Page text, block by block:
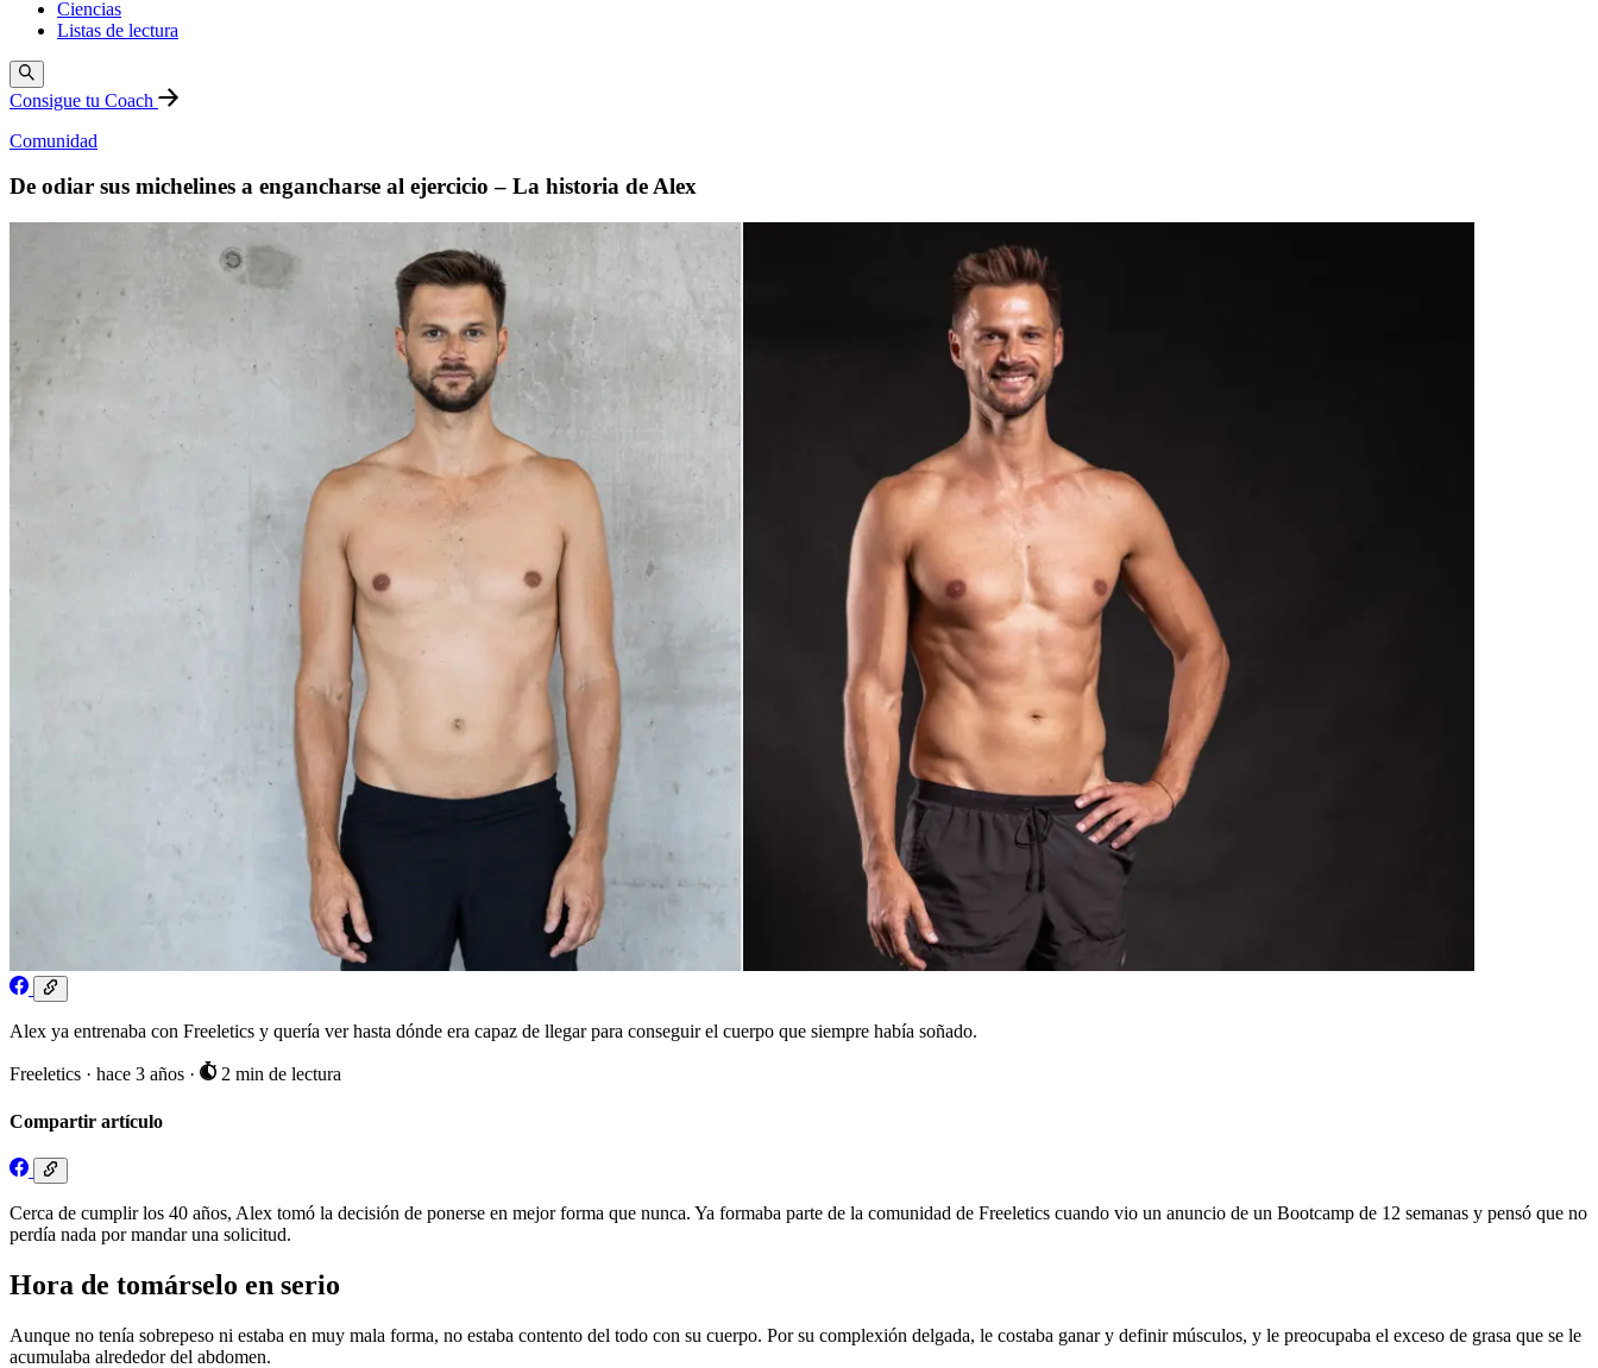
Ciencias
Listas de lectura
Consigue tu Coach
Comunidad
De odiar sus michelines a engancharse al ejercicio – La historia de Alex
Alex ya entrenaba con Freeletics y quería ver hasta dónde era capaz de llegar para conseguir el cuerpo que siempre había soñado.
Freeletics · hace 3 años · 2 min de lectura
Compartir artículo
Cerca de cumplir los 40 años, Alex tomó la decisión de ponerse en mejor forma que nunca. Ya formaba parte de la comunidad de Freeletics cuando vio un anuncio de un Bootcamp de 12 semanas y pensó que no
perdía nada por mandar una solicitud.
Hora de tomárselo en serio
Aunque no tenía sobrepeso ni estaba en muy mala forma, no estaba contento del todo con su cuerpo. Por su complexión delgada, le costaba ganar y definir músculos, y le preocupaba el exceso de grasa que se le
acumulaba alrededor del abdomen.